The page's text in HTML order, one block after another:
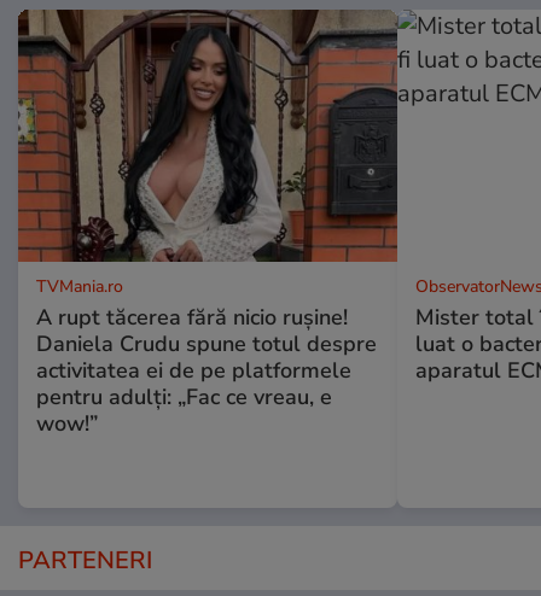
TVMania.ro
A rupt tăcerea fără nicio rușine!
Daniela Crudu spune totul despre
activitatea ei de pe platformele
pentru adulți: „Fac ce vreau, e
wow!”
Mister total
luat o
aparatul
PARTENERI